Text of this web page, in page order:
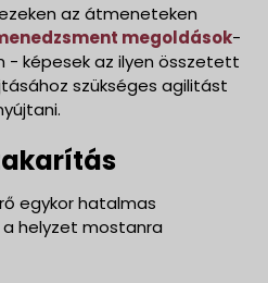
az átmeneteken
megoldások-
- képesek az ilyen összetett
szükséges agilitást
egykor hatalmas
helyzet mostanra